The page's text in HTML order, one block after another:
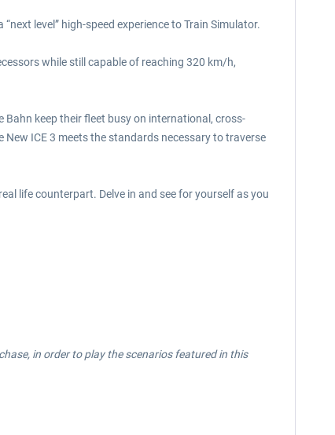
level” high-speed experience to Train Simulator.
while still capable of reaching 320 km/h,
keep their fleet busy on international, cross-
ICE 3 meets the standards necessary to traverse
life counterpart. Delve in and see for yourself as you
in order to play the scenarios featured in this